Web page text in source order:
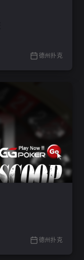
德州扑克
德州扑克